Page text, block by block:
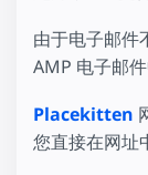
由于电子邮件
AMP 电子邮
Placekitten
您直接在网址